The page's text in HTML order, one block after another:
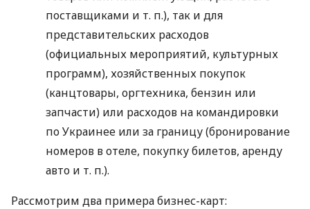
поставщиками и т. п.), так и для
представительских расходов
(официальных мероприятий, культурных
программ), хозяйственных покупок
(канцтовары, оргтехника, бензин или
запчасти) или расходов на командировки
по Украинее или за границу (бронирование
номеров в отеле, покупку билетов, аренду
авто и т. п.).
Рассмотрим два примера бизнес-карт: